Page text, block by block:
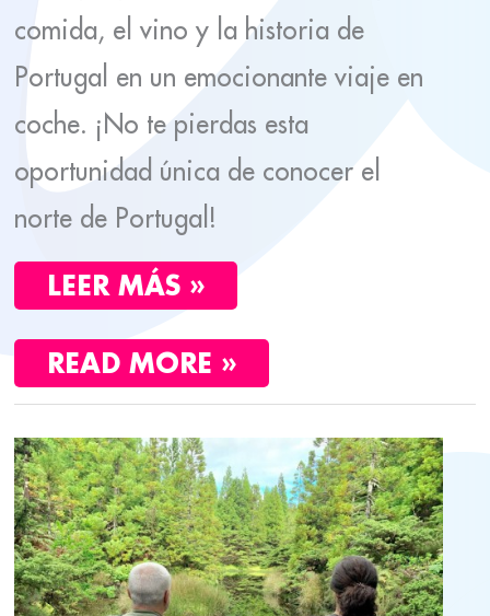
comida, el vino y la historia de
Portugal en un emocionante viaje en
coche. ¡No te pierdas esta
oportunidad única de conocer el
norte de Portugal!
LEER MÁS »
READ MORE »
QUÉ
COMER
EN
AZORES:
LOS
SABORES
DE